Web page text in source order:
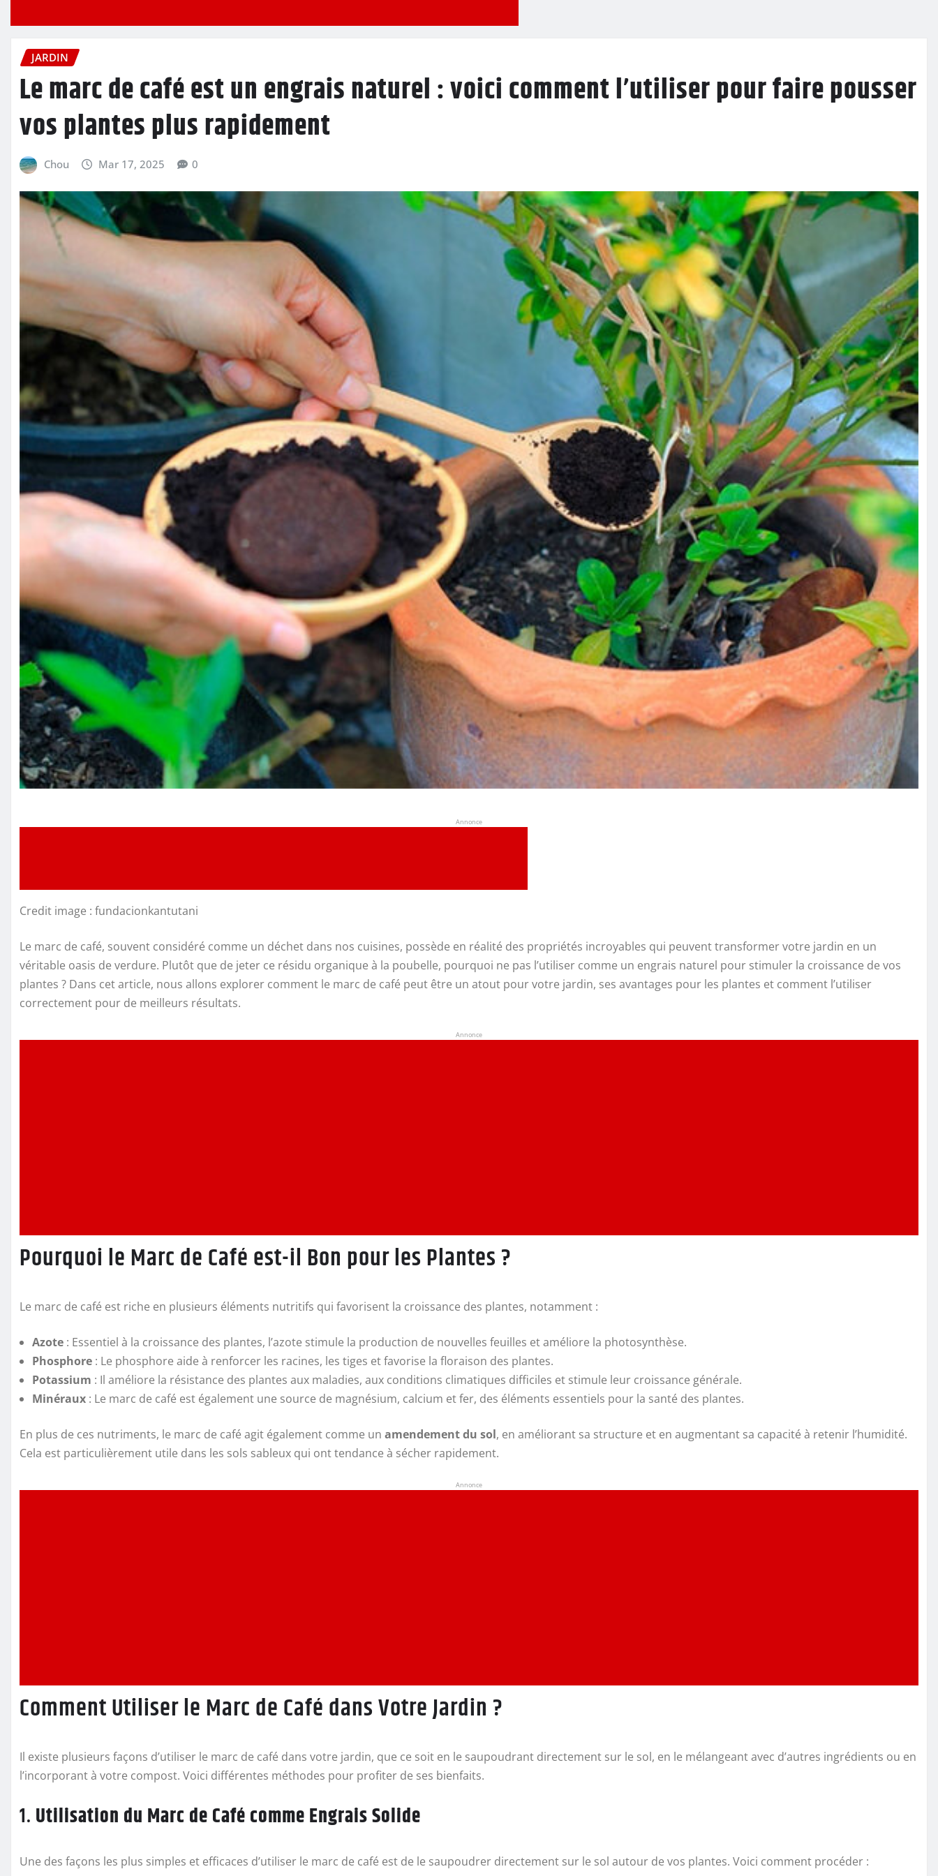
JARDIN
Le marc de café est un engrais naturel : voici comment l’utiliser pour faire pousser
vos plantes plus rapidement
Chou Mar 17, 2025 0
Annonce
Credit image : fundacionkantutani
Le marc de café, souvent considéré comme un déchet dans nos cuisines, possède en réalité des propriétés incroyables qui peuvent transformer votre jardin en un
véritable oasis de verdure. Plutôt que de jeter ce résidu organique à la poubelle, pourquoi ne pas l’utiliser comme un engrais naturel pour stimuler la croissance de vos
plantes ? Dans cet article, nous allons explorer comment le marc de café peut être un atout pour votre jardin, ses avantages pour les plantes et comment l’utiliser
correctement pour de meilleurs résultats.
Annonce
Pourquoi le Marc de Café est-il Bon pour les Plantes ?
Le marc de café est riche en plusieurs éléments nutritifs qui favorisent la croissance des plantes, notamment :
Azote : Essentiel à la croissance des plantes, l’azote stimule la production de nouvelles feuilles et améliore la photosynthèse.
Phosphore : Le phosphore aide à renforcer les racines, les tiges et favorise la floraison des plantes.
Potassium : Il améliore la résistance des plantes aux maladies, aux conditions climatiques difficiles et stimule leur croissance générale.
Minéraux : Le marc de café est également une source de magnésium, calcium et fer, des éléments essentiels pour la santé des plantes.
En plus de ces nutriments, le marc de café agit également comme un amendement du sol, en améliorant sa structure et en augmentant sa capacité à retenir l’humidité.
Cela est particulièrement utile dans les sols sableux qui ont tendance à sécher rapidement.
Annonce
Comment Utiliser le Marc de Café dans Votre Jardin ?
Il existe plusieurs façons d’utiliser le marc de café dans votre jardin, que ce soit en le saupoudrant directement sur le sol, en le mélangeant avec d’autres ingrédients ou en
l’incorporant à votre compost. Voici différentes méthodes pour profiter de ses bienfaits.
1. Utilisation du Marc de Café comme Engrais Solide
Une des façons les plus simples et efficaces d’utiliser le marc de café est de le saupoudrer directement sur le sol autour de vos plantes. Voici comment procéder :